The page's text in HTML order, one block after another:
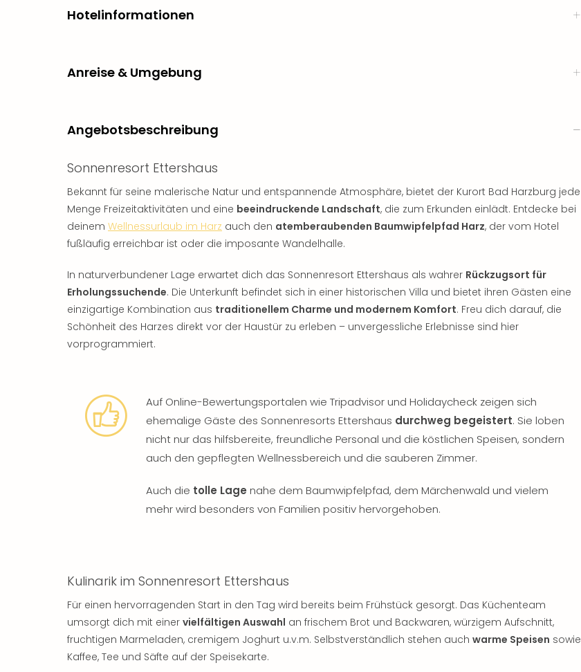
Hotelinformationen
Anreise & Umgebung
Angebotsbeschreibung
Sonnenresort Ettershaus
Bekannt für seine malerische Natur und entspannende Atmosphäre, bietet der Kurort Bad Harzburg jede
Menge Freizeitaktivitäten und eine beeindruckende Landschaft, die zum Erkunden einlädt. Entdecke bei
deinem Wellnessurlaub im Harz auch den atemberaubenden Baumwipfelpfad Harz, der vom Hotel
fußläufig erreichbar ist oder die imposante Wandelhalle.
In naturverbundener Lage erwartet dich das Sonnenresort Ettershaus als wahrer Rückzugsort für
Erholungssuchende. Die Unterkunft befindet sich in einer historischen Villa und bietet ihren Gästen eine
einzigartige Kombination aus traditionellem Charme und modernem Komfort. Freu dich darauf, die
Schönheit des Harzes direkt vor der Haustür zu erleben – unvergessliche Erlebnisse sind hier
vorprogrammiert.
Auf Online-Bewertungsportalen wie Tripadvisor und Holidaycheck zeigen sich
ehemalige Gäste des Sonnenresorts Ettershaus durchweg begeistert. Sie loben
nicht nur das hilfsbereite, freundliche Personal und die köstlichen Speisen, sondern
auch den gepflegten Wellnessbereich und die sauberen Zimmer.
Auch die tolle Lage nahe dem Baumwipfelpfad, dem Märchenwald und vielem
mehr wird besonders von Familien positiv hervorgehoben.
Kulinarik im Sonnenresort Ettershaus
Für einen hervorragenden Start in den Tag wird bereits beim Frühstück gesorgt. Das Küchenteam
umsorgt dich mit einer vielfältigen Auswahl an frischem Brot und Backwaren, würzigem Aufschnitt,
fruchtigen Marmeladen, cremigem Joghurt u.v.m. Selbstverständlich stehen auch warme Speisen sowie
Kaffee, Tee und Säfte auf der Speisekarte.